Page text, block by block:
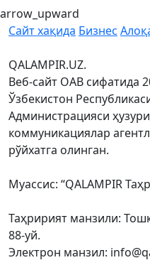
arrow_upward
Сайт хақида Бизнес
QALAMPIR.UZ.
Веб-сайт ОАВ сифатида
Ўзбекистон
Администрацияси
коммуникациялар
рўйхатга олинган.
Муассис: “QALAMPIR
Таҳририят манзили:
88-уй.
Электрон манзил: